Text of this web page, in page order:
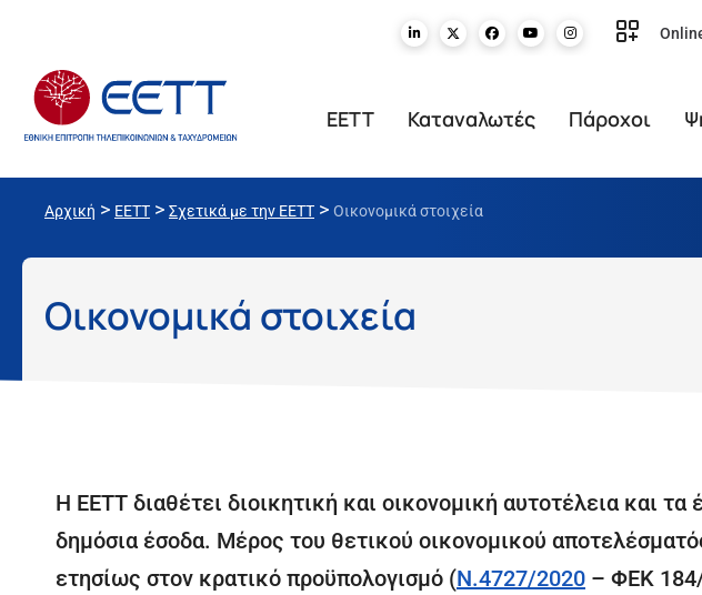
ΕΕΤΤ Καταναλωτές Πάροχοι
Αρχική > ΕΕΤΤ > Σχετικά με την ΕΕΤΤ > Οικονομικά στοιχεία
Οικονομικά στοιχεία
Η ΕΕΤΤ διαθέτει διοικητική και οικονομική αυτοτέλεια και
δημόσια έσοδα. Μέρος του θετικού οικονομικού
ετησίως στον κρατικό προϋπολογισμό (Ν.4727/2020 – ΦΕΚ